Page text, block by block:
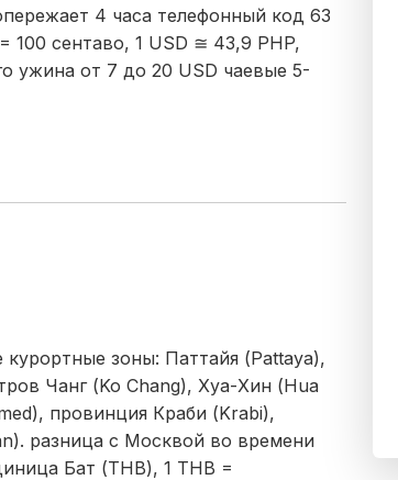
4 часа телефонный код 63
100 сентаво, 1 USD ≅ 43,9 PHP,
ужина от 7 до 20 USD чаевые 5-
зоны: Паттайя (Pattaya),
Чанг (Ko Chang), Хуа-Хин (Hua
провинция Краби (Krabi),
разница с Москвой во времени
Бат (THB), 1 THB =